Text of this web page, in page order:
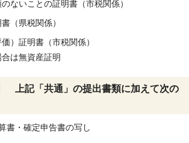
ないことの証明書（市税関係）
（県税関係）
）証明書（市税関係）
は無資産証明
上記「共通」の提出書類に加えて次の
書・確定申告書の写し